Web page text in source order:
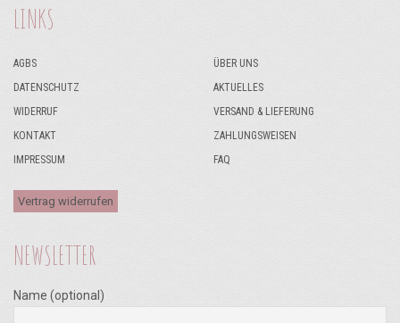
LINKS
AGBS
DATENSCHUTZ
WIDERRUF
KONTAKT
IMPRESSUM
ÜBER UNS
AKTUELLES
VERSAND & LIEFERUNG
ZAHLUNGSWEISEN
FAQ
Vertrag widerrufen
NEWSLETTER
Name (optional)